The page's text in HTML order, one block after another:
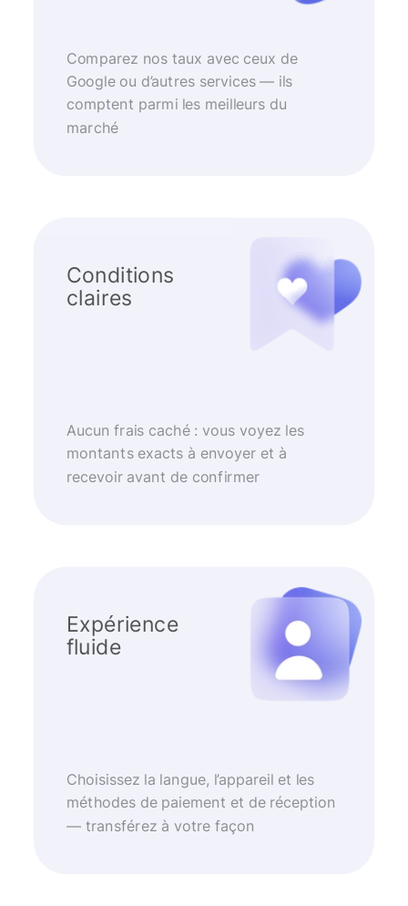
Comparez nos taux avec ceux de
Google ou d’autres services — ils
comptent parmi les meilleurs du
marché
Conditions
claires
Aucun frais caché : vous voyez les
montants exacts à envoyer et à
recevoir avant de confirmer
Expérience
fluide
Choisissez la langue, l’appareil et les
méthodes de paiement et de réception
— transférez à votre façon